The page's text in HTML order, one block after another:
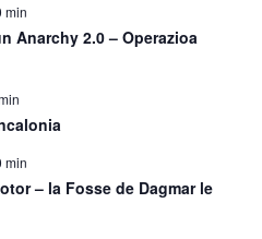
min
Anarchy 2.0 – Operazioa
min
– la Fosse de Dagmar le